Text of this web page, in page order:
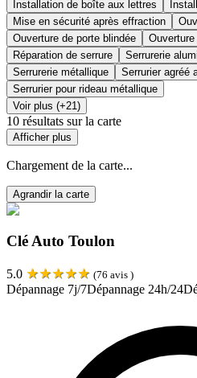
Installation de boîte aux lettres
Mise en sécurité après effraction
Ouverture de porte blindée
Réparation de serrure
Serrurerie
Serrurerie métallique
Serrurier agréé
Serrurier pour rideau métallique
Voir plus (+21)
10 résultats sur la carte
Afficher plus
Chargement de la carte...
Agrandir la carte
Clé Auto Toulon
5.0 ★★★★★ (76 avis )
Dépannage 7j/7Dépannage 24h/24